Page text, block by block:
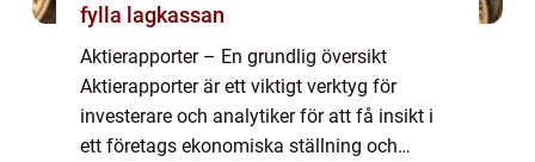
fylla lagkassan
Aktierapporter – En grundlig översikt
Aktierapporter är ett viktigt verktyg för
investerare och analytiker för att få insikt i
ett företags ekonomiska ställning och